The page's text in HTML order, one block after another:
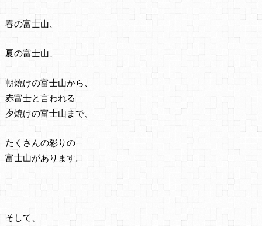
春の富士山、
夏の富士山、
朝焼けの富士山から、
赤富士と言われる
夕焼けの富士山まで、
たくさんの彩りの
富士山があります。
そして、